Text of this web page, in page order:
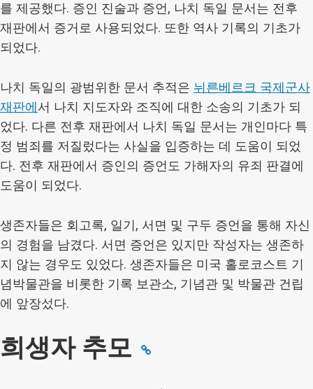
를 제공했다. 증인 진술과 증언, 나치 독일 문서는 전후
재판에서 증거로 사용되었다. 또한 역사 기록의 기초가
되었다.
나치 독일의 광범위한 문서 추적은 뉘른베르크 국제군사
재판에서 나치 지도자와 조직에 대한 소송의 기초가 되
었다. 다른 전후 재판에서 나치 독일 문서는 개인마다 특
정 범죄를 저질렀다는 사실을 입증하는 데 도움이 되었
다. 전후 재판에서 증인의 증언도 가해자의 유죄 판결에
도움이 되었다.
생존자들은 회고록, 일기, 서면 및 구두 증언을 통해 자신
의 경험을 남겼다. 서면 증언은 있지만 작성자는 생존하
지 않는 경우도 있었다. 생존자들은 미국 홀로코스트 기
념박물관을 비롯한 기록 보관소, 기념관 및 박물관 건립
에 앞장섰다.
희생자 추모